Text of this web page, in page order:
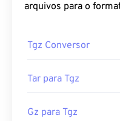
Tgz Conversor
Tar para Tgz
Gz para Tgz